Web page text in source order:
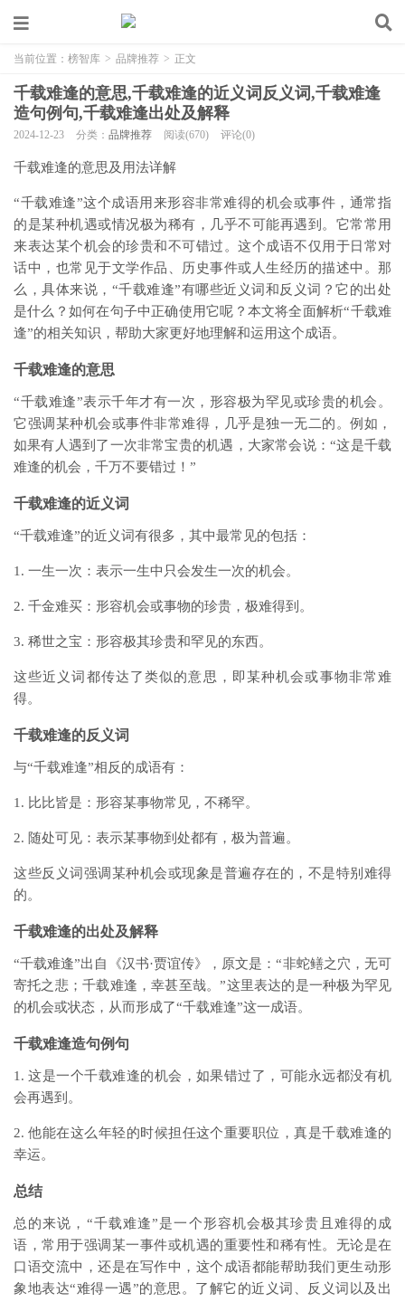
当前位置： 榜智库 > 品牌推荐 > 正文
千载难逢的意思,千载难逢的近义词反义词,千载难逢
造句例句,千载难逢出处及解释
2024-12-23 分类： 品牌推荐 阅读(670) 评论(0)
千载难逢的意思及用法详解
“千载难逢”这个成语用来形容非常难得的机会或事件，通常指
的是某种机遇或情况极为稀有，几乎不可能再遇到。它常常用
来表达某个机会的珍贵和不可错过。这个成语不仅用于日常对
话中，也常见于文学作品、历史事件或人生经历的描述中。那
么，具体来说，“千载难逢”有哪些近义词和反义词？它的出处
是什么？如何在句子中正确使用它呢？本文将全面解析“千载难
逢”的相关知识，帮助大家更好地理解和运用这个成语。
千载难逢的意思
“千载难逢”表示千年才有一次，形容极为罕见或珍贵的机会。
它强调某种机会或事件非常难得，几乎是独一无二的。例如，
如果有人遇到了一次非常宝贵的机遇，大家常会说：“这是千载
难逢的机会，千万不要错过！”
千载难逢的近义词
“千载难逢”的近义词有很多，其中最常见的包括：
1. 一生一次：表示一生中只会发生一次的机会。
2. 千金难买：形容机会或事物的珍贵，极难得到。
3. 稀世之宝：形容极其珍贵和罕见的东西。
这些近义词都传达了类似的意思，即某种机会或事物非常难
得。
千载难逢的反义词
与“千载难逢”相反的成语有：
1. 比比皆是：形容某事物常见，不稀罕。
2. 随处可见：表示某事物到处都有，极为普遍。
这些反义词强调某种机会或现象是普遍存在的，不是特别难得
的。
千载难逢的出处及解释
“千载难逢”出自《汉书·贾谊传》，原文是：“非蛇鳝之穴，无可
寄托之悲；千载难逢，幸甚至哉。”这里表达的是一种极为罕见
的机会或状态，从而形成了“千载难逢”这一成语。
千载难逢造句例句
1. 这是一个千载难逢的机会，如果错过了，可能永远都没有机
会再遇到。
2. 他能在这么年轻的时候担任这个重要职位，真是千载难逢的
幸运。
总结
总的来说，“千载难逢”是一个形容机会极其珍贵且难得的成
语，常用于强调某一事件或机遇的重要性和稀有性。无论是在
口语交流中，还是在写作中，这个成语都能帮助我们更生动形
象地表达“难得一遇”的意思。了解它的近义词、反义词以及出